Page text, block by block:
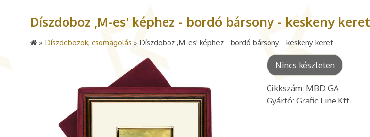
Díszdoboz ,M-es' képhez - bordó bársony - keskeny keret
» Díszdobozok, csomagolás » Díszdoboz ,M-es' képhez - bordó bársony - keskeny keret
Nincs készleten
Cikkszám: MBD GA
Gyártó: Grafic Line Kft.